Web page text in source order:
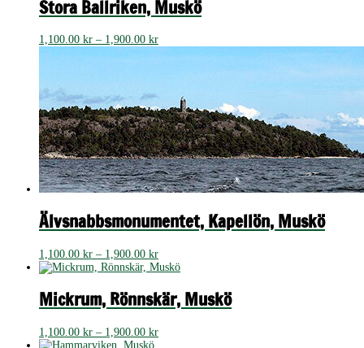
Stora Ballriken, Muskö
1,100.00 kr – 1,900.00 krPrisintervall:
Älvsnabbsmonumentet, Kapellön, Muskö
1,100.00 kr – 1,900.00 krPrisintervall:
1,100.00 kr
1,900.00 kr
Mickrum, Rönnskär, Muskö
1,100.00 kr – 1,900.00 krPrisintervall: